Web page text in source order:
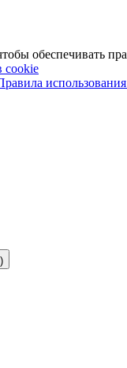
обеспечивать
cookie